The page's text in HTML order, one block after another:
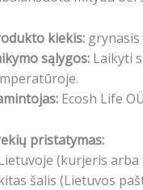
kiekis:
sąlygos: Laikyti
Ecosh Life
pristatymas:
(kurjeris arba
šalis (Lietuvos